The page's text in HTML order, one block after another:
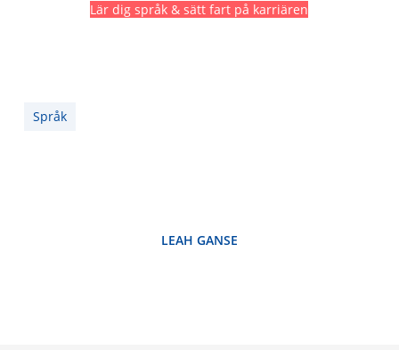
Lär dig språk & sätt fart på karriären
Språk
LEAH GANSE